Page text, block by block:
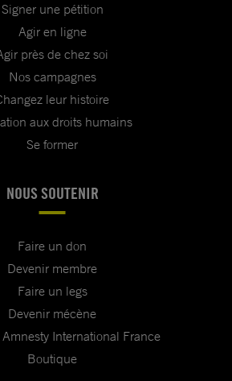
Signer une pétition
Agir en ligne
près de chez soi
Nos campagnes
leur histoire
aux droits humains
Se former
NOUS SOUTENIR
Faire un don
Devenir membre
Faire un legs
Devenir mécène
International France
Boutique